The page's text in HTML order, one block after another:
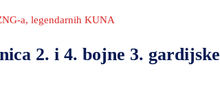
a, legendarnih KUNA
2. i 4. bojne 3. gardijske